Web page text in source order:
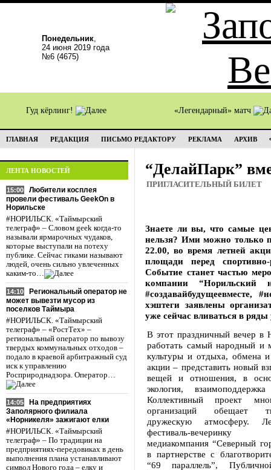
Понедельник,
24 июня 2019 года
№6 (4675)
Гуд кёрлинг! «Легендарный» матч
ГЛАВНАЯ РЕДАКЦИЯ ПИСЬМО РЕДАКТОРУ РЕКЛАМА АРХИВ
ЛЕНТА НОВОСТЕЙ
15:00
Любители косплея
провели фестиваль GeekOn в
Норильске
#НОРИЛЬСК. «Таймырский
телеграф» – Словом geek когда-то
называли ярмарочных чудаков,
которые выступали на потеху
публике. Сейчас гиками называют
людей, очень сильно увлеченных
каким-то…
14:10
Региональный оператор не
может вывезти мусор из
поселков Таймыра
#НОРИЛЬСК. «Таймырский
телеграф» – «РостТех» –
региональный оператор по вывозу
твердых коммунальных отходов –
подало в краевой арбитражный суд
иск к управлению
Росприроднадзора. Оператор…
14:05
На предприятиях
Заполярного филиала
«Норникеля» зажигают елки
#НОРИЛЬСК. «Таймырский
телеграф» – По традиции на
предприятиях-передовиках в день
выполнения плана устанавливают
символ Нового года – елку и
“ДелайПарк”
ПРИГЛАСИТЕЛЬНЫЙ БИЛЕТ
Знаете ли вы, что самые
нельзя? Ими можно только
22.00, во время летней
площади перед
Событие станет частью
компании “Норильский
#создавайбудущеевместе,
хэштеги заявлены
уже сейчас вливаться в
В этот праздничный вечер в
работать самый народный и
культуры и отдыха, обмена
акции – представить новый
вещей и отношения, в
экология,
Коллективный проект
организаций обещает
дружескую атмосферу.
фестиваль-вечеринку
медиакомпания “Северный
в партнерстве с
“69 параллель”,